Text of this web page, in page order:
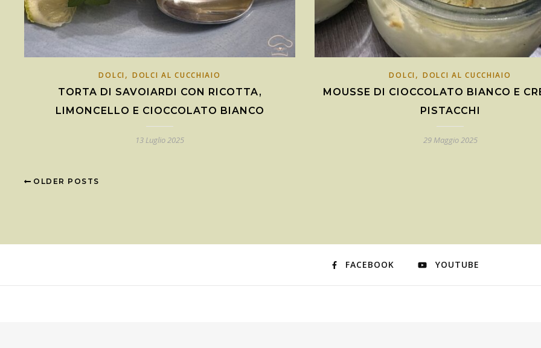
DOLCI, DOLCI AL CUCCHIAIO
TORTA DI SAVOIARDI CON RICOTTA,
LIMONCELLO E CIOCCOLATO BIANCO
13 Luglio 2025
DOLCI, DOLCI AL CUCCHIAIO
MOUSSE DI CIOCCOLATO BIANCO E
PISTACCHI
29 Maggio 2025
OLDER POSTS
FACEBOOK YOUTUBE